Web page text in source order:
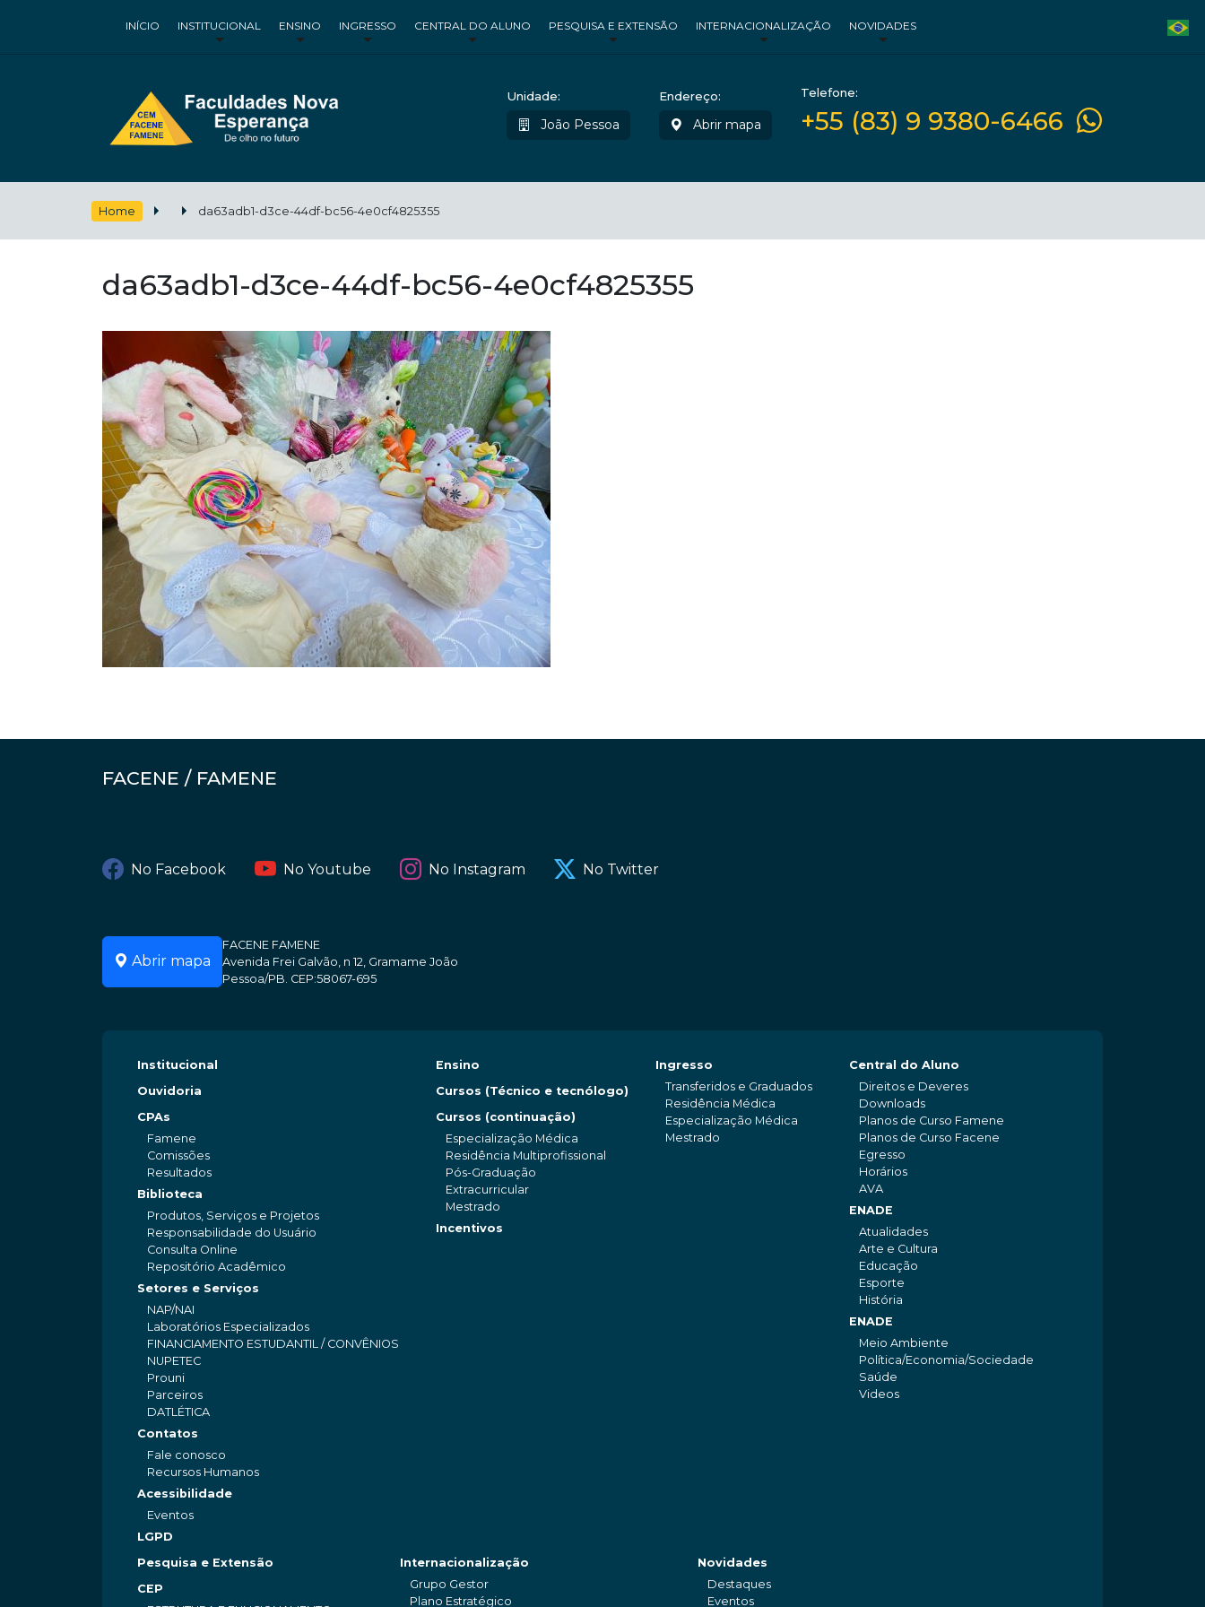
INÍCIO INSTITUCIONAL ENSINO INGRESSO CENTRAL DO ALUNO PESQUISA E EXTENSÃO INTERNACIONALIZAÇÃO NOVIDADES
Unidade:
João Pessoa
Endereço:
Abrir mapa
Telefone:
+55 (83) 9 9380-6466
Home da63adb1-d3ce-44df-bc56-4e0cf4825355
da63adb1-d3ce-44df-bc56-4e0cf4825355
FACENE / FAMENE
No Facebook No Youtube No Instagram No Twitter
Abrir mapa
FACENE FAMENE
Avenida Frei Galvão, n 12, Gramame João
Pessoa/PB. CEP:58067-695
Institucional
Ouvidoria
CPAs
Famene
Comissões
Resultados
Biblioteca
Produtos, Serviços e Projetos
Responsabilidade do Usuário
Consulta Online
Repositório Acadêmico
Setores e Serviços
NAP/NAI
Laboratórios Especializados
FINANCIAMENTO ESTUDANTIL / CONVÊNIOS
NUPETEC
Prouni
Parceiros
DATLÉTICA
Contatos
Fale conosco
Recursos Humanos
Acessibilidade
Eventos
LGPD
Ensino
Cursos (Técnico e tecnólogo)
Cursos (continuação)
Especialização Médica
Residência Multiprofissional
Pós-Graduação
Extracurricular
Mestrado
Incentivos
Ingresso
Transferidos e Graduados
Residência Médica
Especialização Médica
Mestrado
Central do Aluno
Direitos e Deveres
Downloads
Planos de Curso Famene
Planos de Curso Facene
Egresso
Horários
AVA
ENADE
Atualidades
Arte e Cultura
Educação
Esporte
História
ENADE
Meio Ambiente
Política/Economia/Sociedade
Saúde
Videos
Pesquisa e Extensão
CEP
Internacionalização
Grupo Gestor
Plano Estratégico
Novidades
Destaques
Eventos